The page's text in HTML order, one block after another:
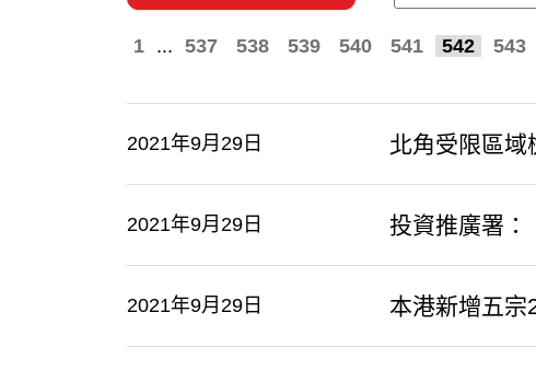
1 ... 537 538 539 540 541 542 543
2021年9月29日 北角受限區域
2021年9月29日 投資推廣署：
2021年9月29日 本港新增五宗